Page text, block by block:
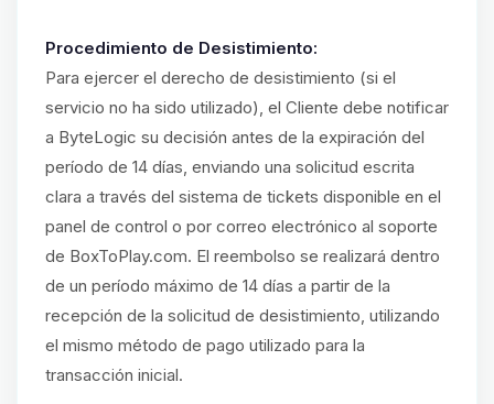
Procedimiento de Desistimiento:
Para ejercer el derecho de desistimiento (si el
servicio no ha sido utilizado), el Cliente debe notificar
a ByteLogic su decisión antes de la expiración del
período de 14 días, enviando una solicitud escrita
clara a través del sistema de tickets disponible en el
panel de control o por correo electrónico al soporte
de BoxToPlay.com. El reembolso se realizará dentro
de un período máximo de 14 días a partir de la
recepción de la solicitud de desistimiento, utilizando
el mismo método de pago utilizado para la
transacción inicial.